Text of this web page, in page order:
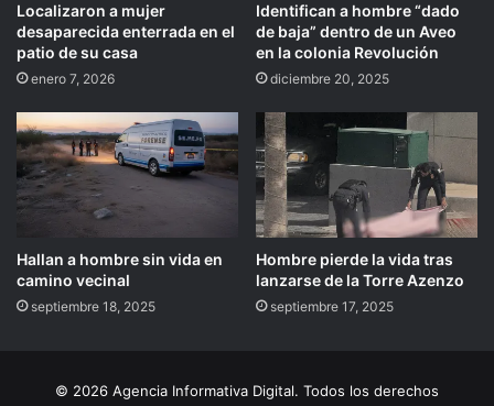
Localizaron a mujer
desaparecida enterrada en el
patio de su casa
enero 7, 2026
Identifican a hombre “dado
de baja” dentro de un Aveo
en la colonia Revolución
diciembre 20, 2025
Hallan a hombre sin vida en
camino vecinal
septiembre 18, 2025
Hombre pierde la vida tras
lanzarse de la Torre Azenzo
septiembre 17, 2025
© 2026 Agencia Informativa Digital. Todos los derechos